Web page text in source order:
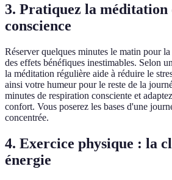
3. Pratiquez la méditation
conscience
Réserver quelques minutes le matin pour
des effets bénéfiques inestimables. Selon
la méditation régulière aide à réduire le
ainsi votre humeur pour le reste de la
minutes de respiration consciente et
confort. Vous poserez les bases d'une
concentrée.
4. Exercice physique : la
énergie